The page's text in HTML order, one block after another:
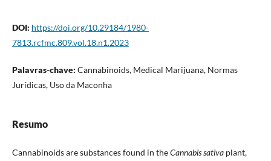
DOI: https://doi.org/10.29184/1980-
7813.rcfmc.809.vol.18.n1.2023
Palavras-chave: Cannabinoids, Medical Marijuana, Normas
Jurídicas, Uso da Maconha
Resumo
Cannabinoids are substances found in theCannabis sativaplant,